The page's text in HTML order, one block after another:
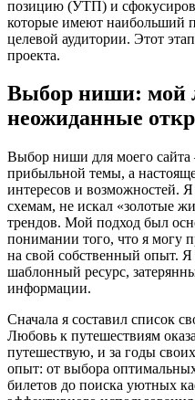
позицию (УТП) и
которые имеют наибольший
целевой аудитории. Этот
проекта.
Выбор ниши: мой
неожиданные
Выбор ниши для моего сайта
прибыльной темы, а
интересов и возможностей.
схемам, не искал «золотые
трендов. Мой подход был
понимании того, что я могу
на свой собственный опыт. Я
шаблонный ресурс,
информации.
Сначала я составил список
Любовь к путешествиям
путешествую, и за годы
опыт: от выбора
билетов до поиска уютных